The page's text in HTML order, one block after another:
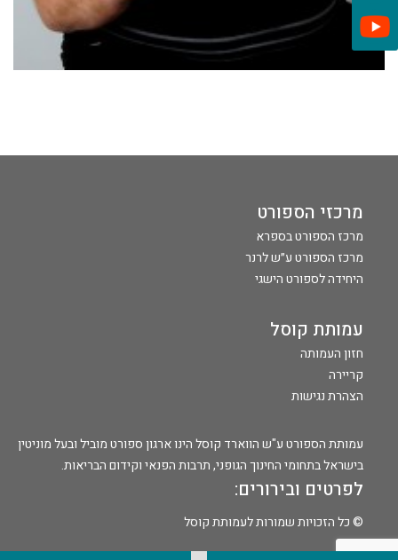
מרכזי הספורט
מרכז הספורט בספרא
מרכז הספורט ע״ש לרנר
היחידה לספורט הישגי
עמותת קוסל
חזון העמותה
קריירה
הצהרת נגישות
עמותת הספורט ע"ש הווארד קוסל הינו ארגון ספורט מוביל ובעל מוניטין
בישראל בתחומי החינוך הגופני, תרבות הפנאי וקידום הבריאות.
לפרטים ובירורים:
© כל הזכויות שמורות לעמותת קוסל